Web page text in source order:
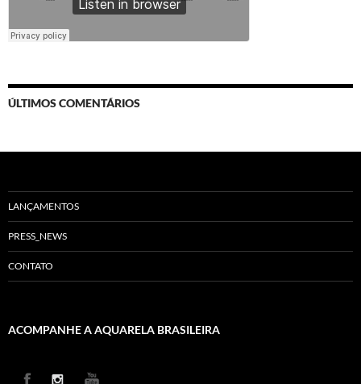
ÚLTIMOS COMENTÁRIOS
LANÇAMENTOS
PRESS_NEWS
CONTATO
ACOMPANHE A AQUARELA BRASILEIRA